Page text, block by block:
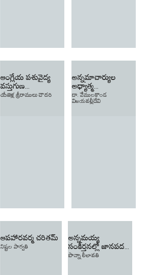
ఆంగ్లేయ పశువైద్య
వస్తుగుణ...
యేజెళ్ల శ్రీరాములు చౌదరి
అన్నమాచార్యుల
అధ్యాత్మ...
డా. వేేములకొండ
విజయవల్లీదేవి
ఆపహారవర్మ చరితమ్
నిష్టల పార్వతి
అన్నమయ్య
సంకీర్తనల్లో జానపద...
పొన్నా లీలావతి